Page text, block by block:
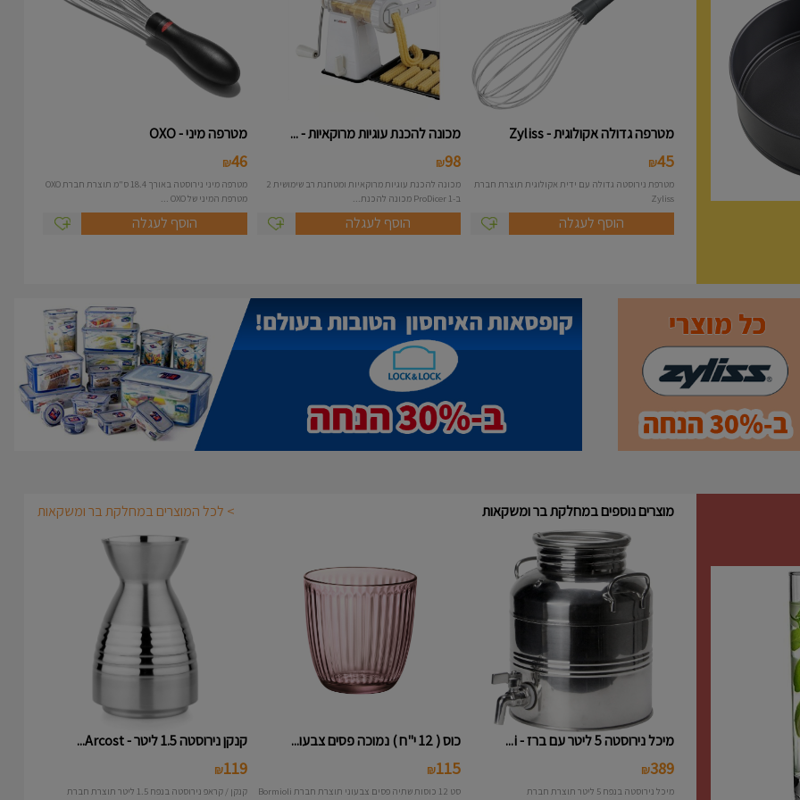
מטרפה גדולה אקולוגית - Zyliss
45
₪
מטרפת נירוסטה גדולה עם ידית אקולוגית תוצרת חברת
Zyliss
הוסף לעגלה
מכונה להכנת עוגיות מרוקאיות - ...
98
₪
מכונה להכנת עוגיות מרוקאיות ומטחנת רב שימושית 2
ב-1 ProDicer מכונה להכנת...
הוסף לעגלה
מטרפה מיני - OXO
46
₪
מטרפה מיני נירוסטה באורך 18.4 ס"מ תוצרת חברת OXO
מטרפת המיני של OXO ...
הוסף לעגלה
מוצרים נוספים במחלקת בר ומשקאות > לכל המוצרים במחלקת בר ומשקאות
מיכל נירוסטה 5 ליטר עם ברז - i...
389
₪
מיכל נירוסטה בנפח 5 ליטר תוצרת חברת
כוס ( 12 י"ח ) נמוכה פסים צבעו...
115
₪
סט 12 כוסות שתיה פסים צבעוני תוצרת חברת Bormioli
קנקן נירוסטה 1.5 ליטר - Arcost...
119
₪
קנקן / קראפ נירוסטה בנפח 1.5 ליטר תוצרת חברת